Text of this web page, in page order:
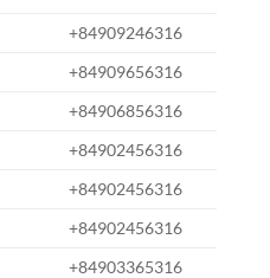
+84909246316
+84909656316
+84906856316
+84902456316
+84902456316
+84902456316
+84903365316